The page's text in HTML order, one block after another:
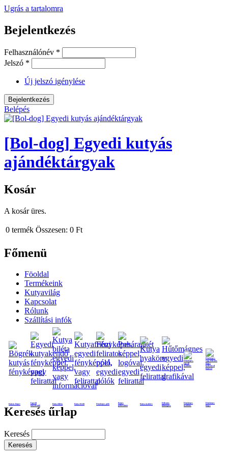
Ugrás a tartalomra
Bejelentkezés
Felhasználónév *
Jelszó *
Új jelszó igénylése
Belépés
[Bol-dog] Egyedi kutyás
ajándéktárgyak
Kosár
A kosár üres.
0 termék Összesen: 0 Ft
Főmenü
Föoldal
Termékeink
Kutyavilág
Kapcsolat
Rólunk
Szállítási infók
Kutyás bögre
Egyedi
kutyakendő
Kutya biléta Kutya frizbi Fényképes póló
Képes
poháralátét
Kutya nyakörv
Feliratos
hűtmágnes
Fényképes
nyaklánc
Fényképes
bögre
Keresés űrlap
Keresés